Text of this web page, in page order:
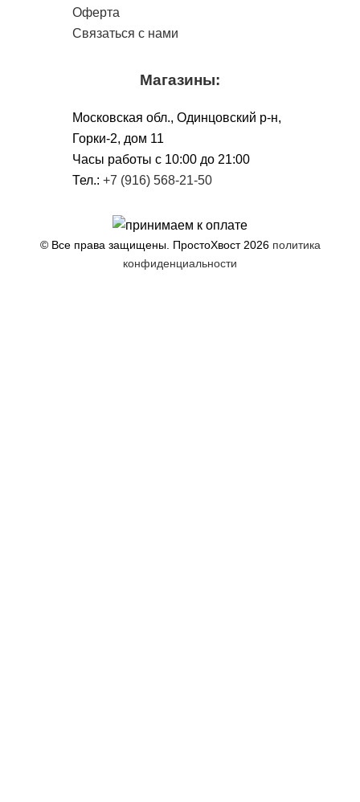
Оферта
Связаться с нами
Магазины:
Московская обл., Одинцовский р-н,
Горки-2, дом 11
Чacы работы с 10:00 до 21:00
Тел.:+7 (916) 568-21-50
© Все права защищены. ПростоХвост 2026 политика
конфиденциальности